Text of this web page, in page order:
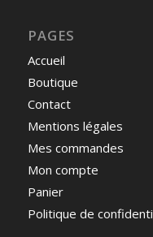
PAGES
Accueil
Boutique
Contact
Mentions légales
Mes commandes
Mon compte
Panier
Politique de